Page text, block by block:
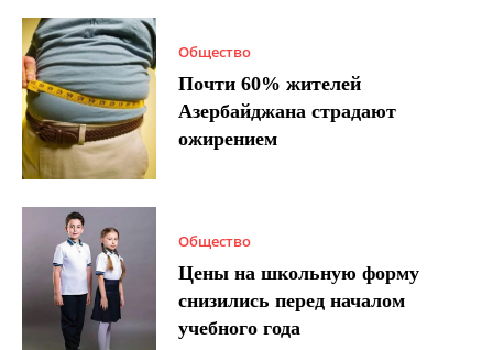
Общество
Почти 60% жителей
Азербайджана страдают
ожирением
Общество
Цены на школьную форму
снизились перед началом
учебного года